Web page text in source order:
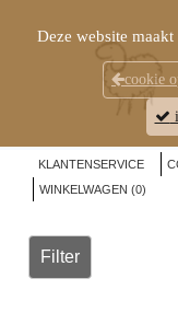
KLANTENSERVICE
WINKELWAGEN (0)
Filter
Deze website
cookie